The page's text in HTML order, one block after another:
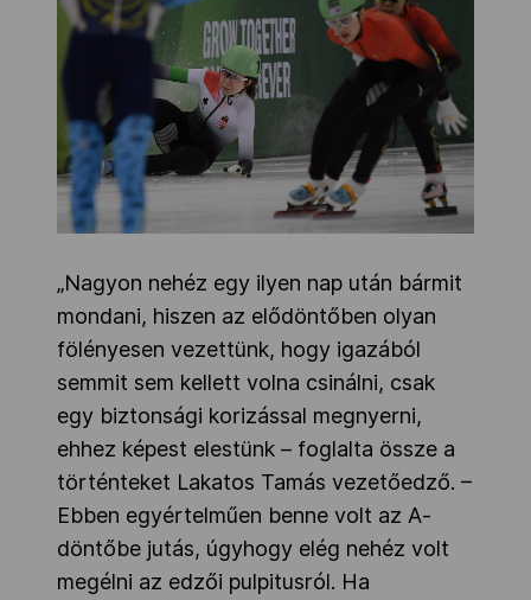
„Nagyon nehéz egy ilyen nap után bármit
mondani, hiszen az elődöntőben olyan
fölényesen vezettünk, hogy igazából
semmit sem kellett volna csinálni, csak
egy biztonsági korizással megnyerni,
ehhez képest elestünk – foglalta össze a
történteket Lakatos Tamás vezetőedző. –
Ebben egyértelműen benne volt az A-
döntőbe jutás, úgyhogy elég nehéz volt
megélni az edzői pulpitusról. Ha